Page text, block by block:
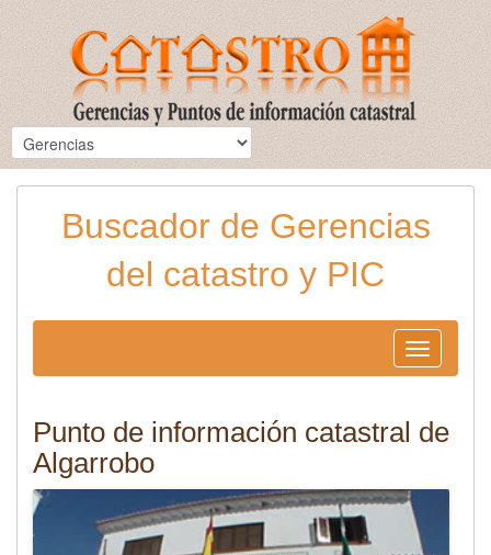
Buscador de Gerencias
del catastro y PIC
Toggle
navigation
Punto de información catastral de
Algarrobo